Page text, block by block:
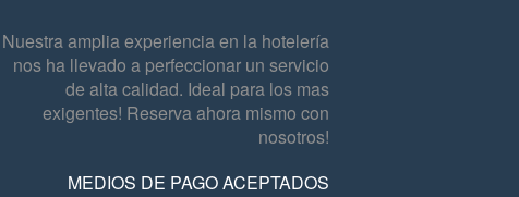
Nuestra amplia experiencia en la hotelería
nos ha llevado a perfeccionar un servicio
de alta calidad. Ideal para los mas
exigentes! Reserva ahora mismo con
nosotros!
MEDIOS DE PAGO ACEPTADOS